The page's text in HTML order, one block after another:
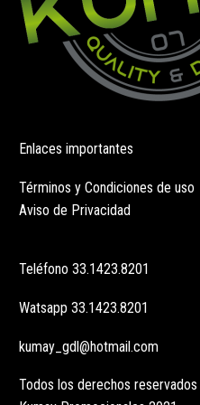
Enlaces importantes
Términos y Condiciones de uso
Aviso de Privacidad
Teléfono 33.1423.8201
Watsapp 33.1423.8201
kumay_gdl@hotmail.com
Todos los derechos reservados